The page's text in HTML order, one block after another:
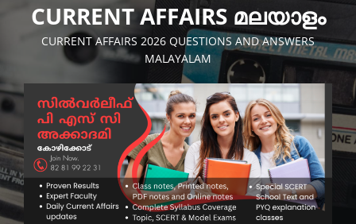
CURRENT AFFAIRS മലയാളം
CURRENT AFFAIRS 2026 QUESTIONS AND ANSWERS
MALAYALAM